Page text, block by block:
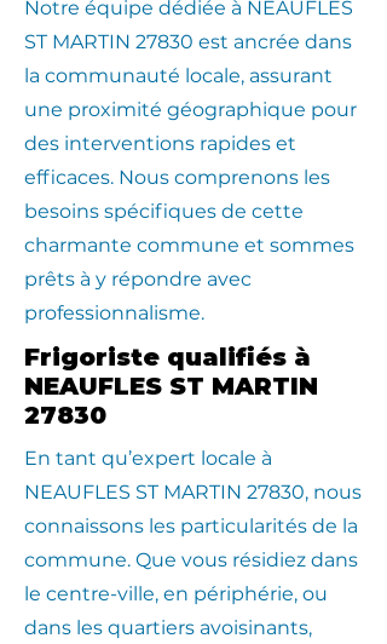
​Notre équipe dédiée à NEAUFLES
ST MARTIN 27830 est ancrée dans
la communauté locale, assurant
une proximité géographique pour
des interventions rapides et
efficaces. Nous comprenons les
besoins spécifiques de cette
charmante commune et sommes
prêts à y répondre avec
professionnalisme.
Frigoriste qualifiés à
NEAUFLES ST MARTIN
27830
En tant qu’expert locale à
NEAUFLES ST MARTIN 27830, nous
connaissons les particularités de la
commune. Que vous résidiez dans
le centre-ville, en périphérie, ou
dans les quartiers avoisinants,